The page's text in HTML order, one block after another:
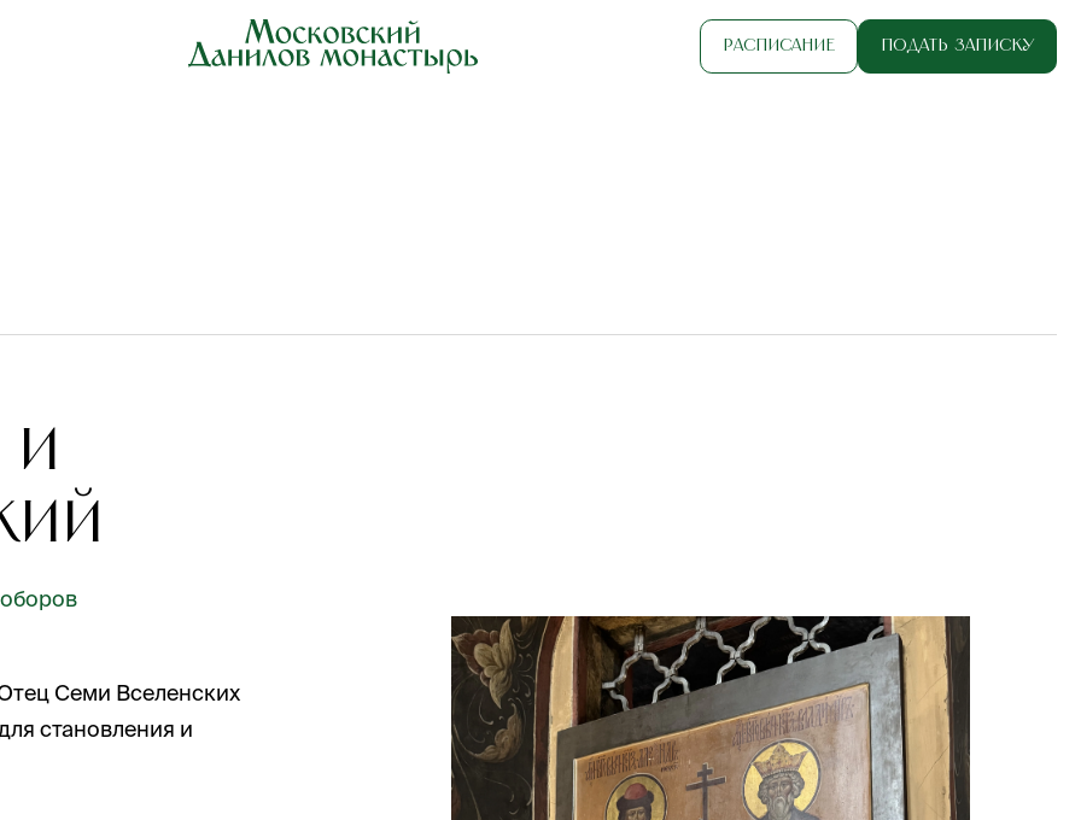
Расписание Подать записку
и
Семи Вселенских
становления и